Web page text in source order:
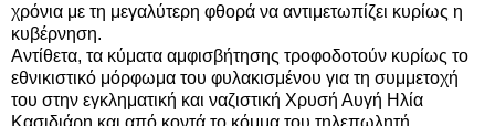
χρόνια με τη μεγαλύτερη φθορά να αντιμετωπίζει κυρίως η
κυβέρνηση.
Αντίθετα, τα κύματα αμφισβήτησης τροφοδοτούν κυρίως το
εθνικιστικό μόρφωμα του φυλακισμένου για τη συμμετοχή
του στην εγκληματική και ναζιστική Χρυσή Αυγή Ηλία
Κασιδιάρη και από κοντά το κόμμα του τηλεπωλητή